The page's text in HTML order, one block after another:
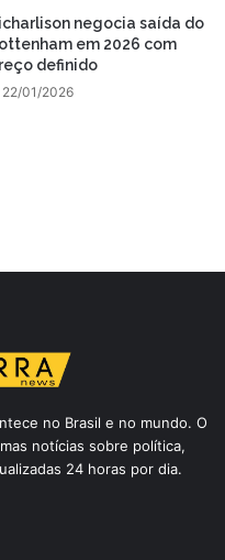
negocia saída do
em 2026 com
definido
22/01/2026
no Brasil e no mundo. O
notícias sobre política,
24 horas por dia.